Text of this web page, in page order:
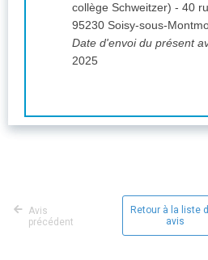
collège Schweitzer) - 40 rue d'Andilly -
95230 Soisy-sous-
Date d'envoi du présent
2025
Avis
précédent
Retour à la liste
avis